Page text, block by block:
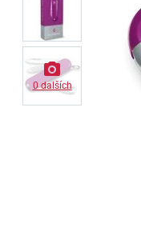
0 dalších